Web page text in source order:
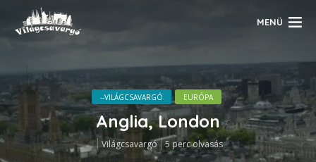
MENÜ
--VILÁGCSAVARGÓ EURÓPA
Anglia, London
Világcsavargó 5 perc olvasás